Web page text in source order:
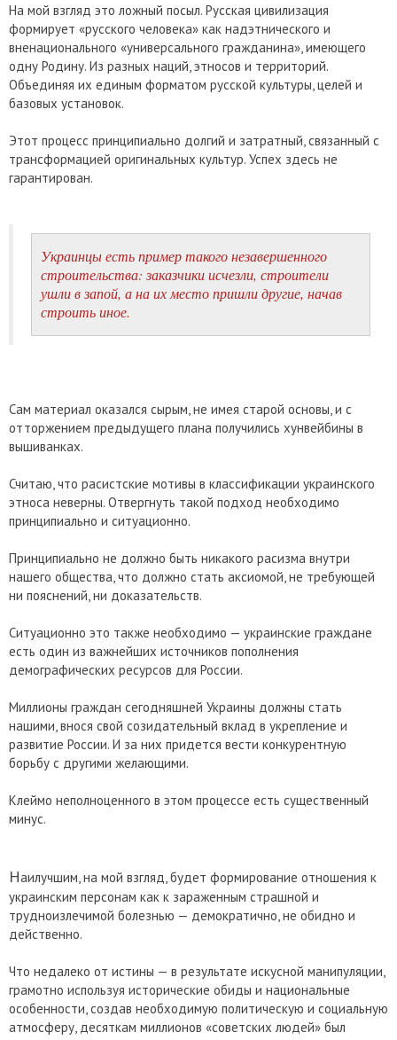
На мой взгляд это ложный посыл. Русская цивилизация
формирует «русского человека» как надэтнического и
вненационального «универсального гражданина», имеющего
одну Родину. Из разных наций, этносов и территорий.
Объединяя их единым форматом русской культуры, целей и
базовых установок.
Этот процесс принципиально долгий и затратный, связанный с
трансформацией оригинальных культур. Успех здесь не
гарантирован.
Украинцы есть пример такого незавершенного
строительства: заказчики исчезли, строители
ушли в запой, а на их место пришли другие, начав
строить иное.
Сам материал оказался сырым, не имея старой основы, и с
отторжением предыдущего плана получились хунвейбины в
вышиванках.
Считаю, что расистские мотивы в классификации украинского
этноса неверны. Отвергнуть такой подход необходимо
принципиально и ситуационно.
Принципиально не должно быть никакого расизма внутри
нашего общества, что должно стать аксиомой, не требующей
ни пояснений, ни доказательств.
Ситуационно это также необходимо — украинские граждане
есть один из важнейших источников пополнения
демографических ресурсов для России.
Миллионы граждан сегодняшней Украины должны стать
нашими, внося свой созидательный вклад в укрепление и
развитие России. И за них придется вести конкурентную
борьбу с другими желающими.
Клеймо неполноценного в этом процессе есть существенный
минус.
Наилучшим, на мой взгляд, будет формирование отношения к
украинским персонам как к зараженным страшной и
трудноизлечимой болезнью — демократично, не обидно и
действенно.
Что недалеко от истины — в результате искусной манипуляции,
грамотно используя исторические обиды и национальные
особенности, создав необходимую политическую и социальную
атмосферу, десяткам миллионов «советских людей» был